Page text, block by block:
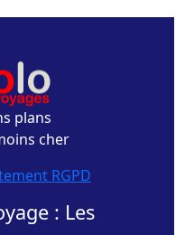
plans
cher
RGPD
: Les